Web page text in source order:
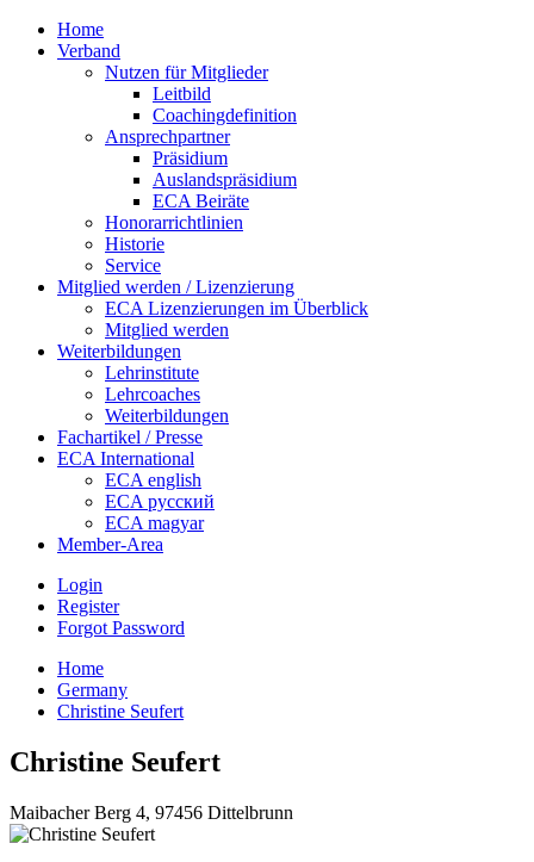
Home
Verband
Nutzen für Mitglieder
Leitbild
Coachingdefinition
Ansprechpartner
Präsidium
Auslandspräsidium
ECA Beiräte
Honorarrichtlinien
Historie
Service
Mitglied werden / Lizenzierung
ECA Lizenzierungen im Überblick
Mitglied werden
Weiterbildungen
Lehrinstitute
Lehrcoaches
Weiterbildungen
Fachartikel / Presse
ECA International
ECA english
ECA русский
ECA magyar
Member-Area
Login
Register
Forgot Password
Home
Germany
Christine Seufert
Christine Seufert
Maibacher Berg 4, 97456 Dittelbrunn